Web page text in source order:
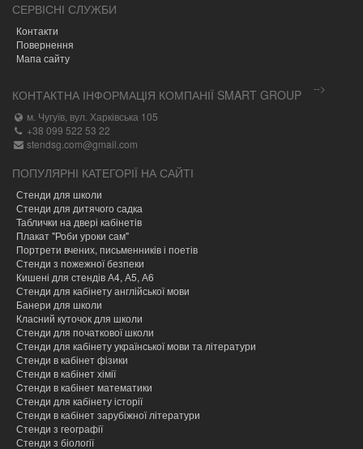
СЕРВІСНІ СЛУЖБИ
Контакти
Повернення
Мапа сайту
-->
КОНТАКТНА ІНФОРМАЦІЯ КОМПАНІЇ SMART GROUP
м. Чугуїв, вул. Харківська 105
+38 099 522 53 22
stendsg.com@gmail.com
ПОПУЛЯРНІ КАТЕГОРІЇ НА САЙТІ
Стенди для школи
Стенди для дитячого садка
Таблички на двері кабінетів
Плакат "Роби уроки сам"
Портрети вчених, письменників і поетів
Стенди з пожежної безпеки
Кишені для стендів А4, А5, А6
Стенди для кабінету англійської мови
Банери для школи
Класний куточок для школи
Стенди для початкової школи
Стенди для кабінету української мови та літератури
Стенди в кабінет фізики
Стенди в кабінет хімії
Cтенди в кабінет математики
Стенди для кабінету історії
Стенди в кабінет зарубіжної літератури
Стенди з географії
Стенди з біології